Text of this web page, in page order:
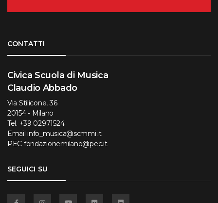
CONTATTI
Civica Scuola di Musica
Claudio Abbado
Via Stilicone, 36
20154 - Milano
Tel. +39 02971524
Email info_musica@scmmi.it
PEC fondazionemilano@pec.it
SEGUICI SU